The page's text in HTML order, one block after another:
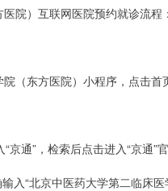
院）互联网医院预约就诊流程：
（东方医院）小程序，点击首
通”，检索后点击进入“京通”官
入“北京中医药大学第二临床